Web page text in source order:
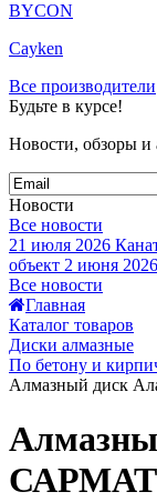
BYCON
Cayken
Все производители
Будьте в курсе!
Новости, обзоры и
Новости
Все новости
21 июля 2026
объект 2 июня 2026
Все новости
Главная
Каталог товаров
Диски алмазные
По бетону и
Алмазный диск